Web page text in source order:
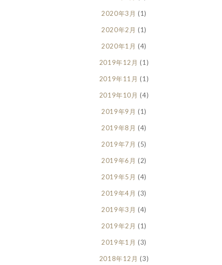
2020年3月 (1)
2020年2月 (1)
2020年1月 (4)
2019年12月 (1)
2019年11月 (1)
2019年10月 (4)
2019年9月 (1)
2019年8月 (4)
2019年7月 (5)
2019年6月 (2)
2019年5月 (4)
2019年4月 (3)
2019年3月 (4)
2019年2月 (1)
2019年1月 (3)
2018年12月 (3)